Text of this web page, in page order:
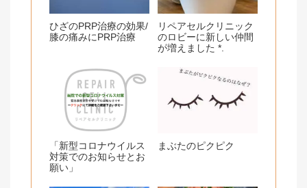
ひざのPRP治療の効果/
膝の痛みにPRP治療
リペアセルクリニック
のロビーに新しい仲間
が増えました *.
「新型コロナウイルス
対策でのお知らせとお
願い」
まぶたのピクピク